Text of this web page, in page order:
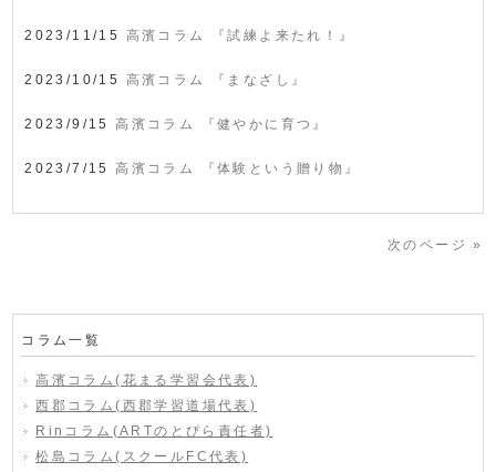
2023/11/15 高濱コラム 『試練よ来たれ！』
2023/10/15 高濱コラム 『まなざし』
2023/9/15 高濱コラム 『健やかに育つ』
2023/7/15 高濱コラム 『体験という贈り物』
次のページ »
コラム一覧
高濱コラム(花まる学習会代表)
西郡コラム(西郡学習道場代表)
Rinコラム(ARTのとびら責任者)
松島コラム(スクールFC代表)